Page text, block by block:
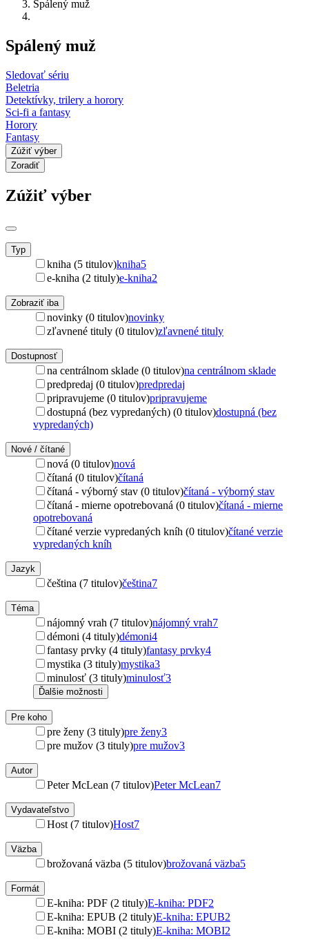
Spálený muž
Spálený muž
Sledovať sériu
Beletria
Detektívky, trilery a horory
Sci-fi a fantasy
Horory
Fantasy
Zúžiť výber
Zoradiť
Zúžiť výber
Typ
kniha (5 titulov)kniha5
e-kniha (2 tituly)e-kniha2
Zobraziť iba
novinky (0 titulov)novinky
zľavnené tituly (0 titulov)zľavnené tituly
Dostupnosť
na centrálnom sklade (0 titulov)na centrálnom sklade
predpredaj (0 titulov)predpredaj
pripravujeme (0 titulov)pripravujeme
dostupná (bez vypredaných) (0 titulov)dostupná (bez
vypredaných)
Nové / čítané
nová (0 titulov)nová
čítaná (0 titulov)čítaná
čítaná - výborný stav (0 titulov)čítaná - výborný stav
čítaná - mierne opotrebovaná (0 titulov)čítaná - mierne
opotrebovaná
čítané verzie vypredaných kníh (0 titulov)čítané verzie
vypredaných kníh
Jazyk
čeština (7 titulov)čeština7
Téma
nájomný vrah (7 titulov)nájomný vrah7
démoni (4 tituly)démoni4
fantasy prvky (4 tituly)fantasy prvky4
mystika (3 tituly)mystika3
minulosť (3 tituly)minulosť3
Ďalšie možnosti
Pre koho
pre ženy (3 tituly)pre ženy3
pre mužov (3 tituly)pre mužov3
Autor
Peter McLean (7 titulov)Peter McLean7
Vydavateľstvo
Host (7 titulov)Host7
Väzba
brožovaná väzba (5 titulov)brožovaná väzba5
Formát
E-kniha: PDF (2 tituly)E-kniha: PDF2
E-kniha: EPUB (2 tituly)E-kniha: EPUB2
E-kniha: MOBI (2 tituly)E-kniha: MOBI2